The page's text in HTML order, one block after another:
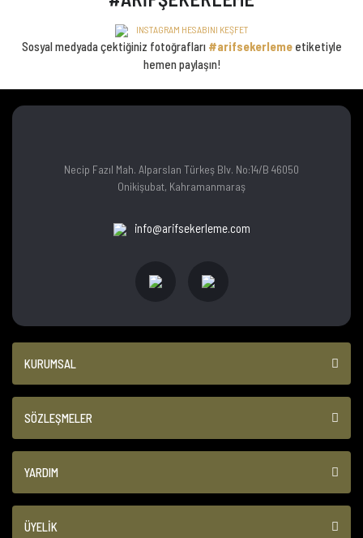
INSTAGRAM HESABINI KEŞFET
Sosyal medyada çektiğiniz fotoğrafları #arifsekerlemeetiketiyle
hemen paylaşın!
Necip Fazıl Mah. Alparslan Türkeş Blv. No:14/B 46050
Onikişubat, Kahramanmaraş
info@arifsekerleme.com
KURUMSAL
SÖZLEŞMELER
YARDIM
ÜYELİK